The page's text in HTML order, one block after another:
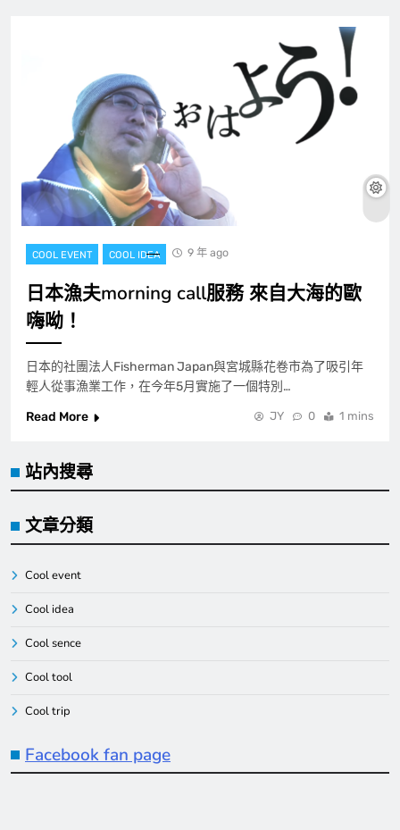
COOL EVENT COOL IDEA 9 年 ago
日本漁夫morning call服務 來自大海的歐
嗨呦！
日本的社團法人Fisherman Japan與宮城縣花卷市為了吸引年
輕人從事漁業工作，在今年5月實施了一個特別…
Read More
JY 0 1 mins
站內搜尋
文章分類
Cool event
Cool idea
Cool sence
Cool tool
Cool trip
Facebook fan page